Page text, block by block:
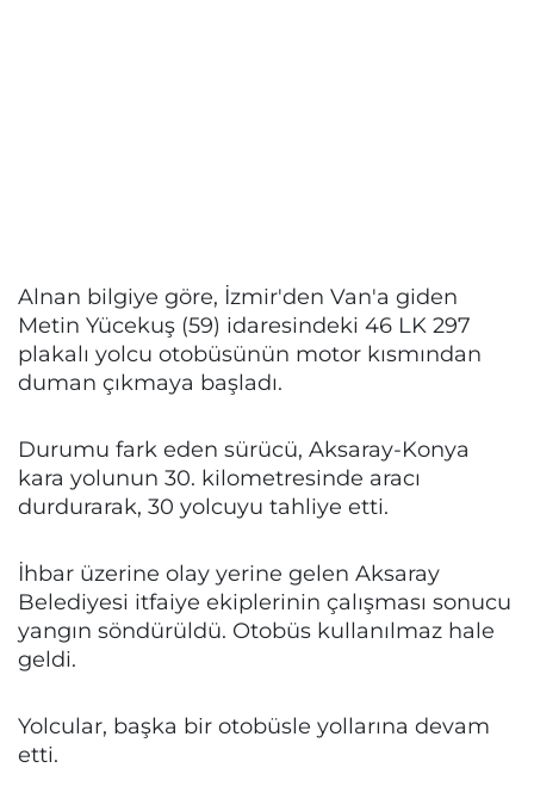
Alnan bilgiye göre, İzmir'den Van'a giden
Metin Yücekuş (59) idaresindeki 46 LK 297
plakalı yolcu otobüsünün motor kısmından
duman çıkmaya başladı.
Durumu fark eden sürücü, Aksaray-Konya
kara yolunun 30. kilometresinde aracı
durdurarak, 30 yolcuyu tahliye etti.
İhbar üzerine olay yerine gelen Aksaray
Belediyesi itfaiye ekiplerinin çalışması sonucu
yangın söndürüldü. Otobüs kullanılmaz hale
geldi.
Yolcular, başka bir otobüsle yollarına devam
etti.